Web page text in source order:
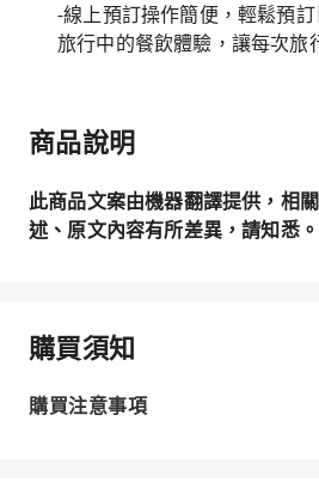
-線上預訂操作簡便，輕鬆預
旅行中的餐飲體驗，讓每次旅
商品說明
此商品文案由機器翻譯提供，相
述、原文內容有所差異，請知悉。
購買須知
購買注意事項